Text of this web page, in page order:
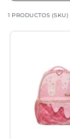
1 PRODUCTOS (SKU)